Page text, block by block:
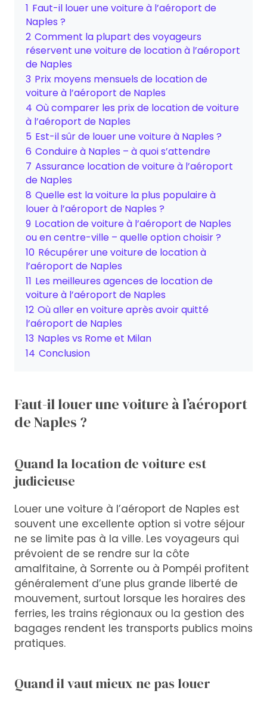
1 Faut-il louer une voiture à l’aéroport de
Naples ?
2 Comment la plupart des voyageurs
réservent une voiture de location à l’aéroport
de Naples
3 Prix moyens mensuels de location de
voiture à l’aéroport de Naples
4 Où comparer les prix de location de voiture
à l’aéroport de Naples
5 Est-il sûr de louer une voiture à Naples ?
6 Conduire à Naples – à quoi s’attendre
7 Assurance location de voiture à l’aéroport
de Naples
8 Quelle est la voiture la plus populaire à
louer à l’aéroport de Naples ?
9 Location de voiture à l’aéroport de Naples
ou en centre-ville – quelle option choisir ?
10 Récupérer une voiture de location à
l’aéroport de Naples
11 Les meilleures agences de location de
voiture à l’aéroport de Naples
12 Où aller en voiture après avoir quitté
l’aéroport de Naples
13 Naples vs Rome et Milan
14 Conclusion
Faut-il louer une voiture à l’aéroport
de Naples ?
Quand la location de voiture est
judicieuse
Louer une voiture à l’aéroport de Naples est
souvent une excellente option si votre séjour
ne se limite pas à la ville. Les voyageurs qui
prévoient de se rendre sur la côte
amalfitaine, à Sorrente ou à Pompéi profitent
généralement d’une plus grande liberté de
mouvement, surtout lorsque les horaires des
ferries, les trains régionaux ou la gestion des
bagages rendent les transports publics moins
pratiques.
Quand il vaut mieux ne pas louer